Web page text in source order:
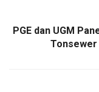
PGE dan UGM
Tonsewer